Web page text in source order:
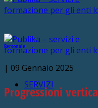
SERVIZI
Personale
| 09 Gennaio 2025
Progressioni